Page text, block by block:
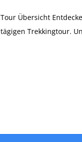
Tour Übersicht
tägigen Trekkingtour.